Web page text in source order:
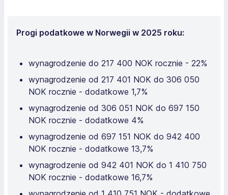
Progi podatkowe w Norwegii w 2025 roku:
wynagrodzenie do 217 400 NOK rocznie - 22%
wynagrodzenie od 217 401 NOK do 306 050
NOK rocznie - dodatkowe 1,7%
wynagrodzenie od 306 051 NOK do 697 150
NOK rocznie - dodatkowe 4%
wynagrodzenie od 697 151 NOK do 942 400
NOK rocznie - dodatkowe 13,7%
wynagrodzenie od 942 401 NOK do 1 410 750
NOK rocznie - dodatkowe 16,7%